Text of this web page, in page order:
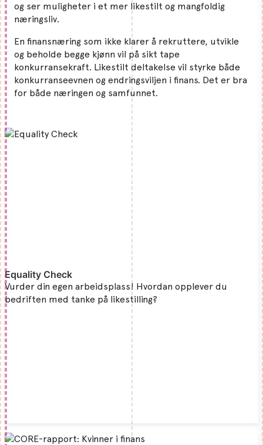
og ser muligheter i et mer likestilt og mangfoldig
næringsliv.
En finansnæring som ikke klarer å rekruttere, utvikle
og beholde begge kjønn vil på sikt tape
konkurransekraft. Likestilt deltakelse vil styrke både
konkurranseevnen og endringsviljen i finans. Det er bra
for både næringen og samfunnet.
Equality Check
Vurder din egen arbeidsplass! Hvordan opplever du
bedriften med tanke på likestilling?